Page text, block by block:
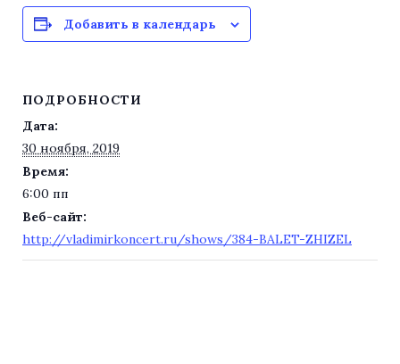
Добавить в календарь
ПОДРОБНОСТИ
Дата:
30 ноября, 2019
Время:
6:00 пп
Веб-сайт:
http://vladimirkoncert.ru/shows/384-BALET-ZHIZEL